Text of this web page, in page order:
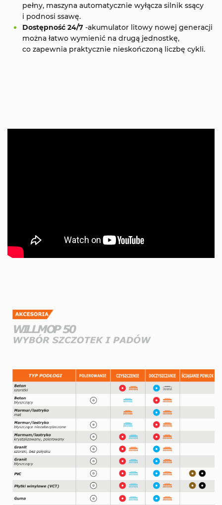
pełny, maszyna automatycznie wyłącza silnik ssący
i podnosi ssawę.
Dostępność 24/7 -akumulator litowy nowej generacji
można łatwo wymienić na drugą jednostkę,
co zapewnia praktycznie nieskończoną liczbę cykli.